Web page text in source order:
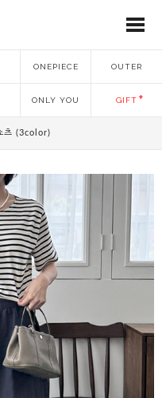
ONEPIECE OUTER
ONLY YOU GIFT
츠 (3color)